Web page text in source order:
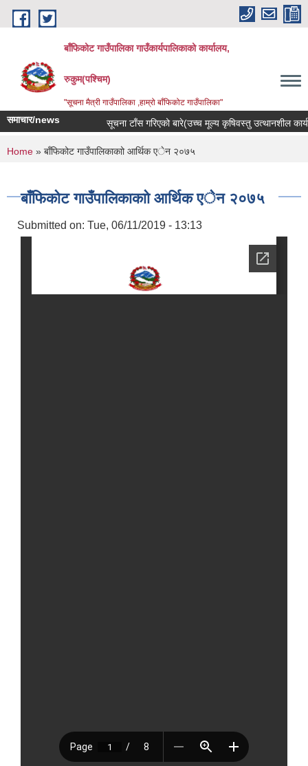
Skip to main content
बाँफिकोट गाउँपालिका गाउँकार्यपालिकाको कार्यालय,
रुकुम(पश्चिम)
"सूचना मैत्री गाउँपालिका ,हाम्रो बाँफिकोट गाउँपालिका"
समाचार/news सूचना टाँस गरिएको बारे(उच्च मूल्य कृषिवस्तु उत्थानशील
You are here
Home » बाँफिकोट गाउँपालिकाकाो आर्थिक एेन २०७५
बाँफिकोट गाउँपालिकाकाो आर्थिक एेन २०७५
Submitted on: Tue, 06/11/2019 - 13:13